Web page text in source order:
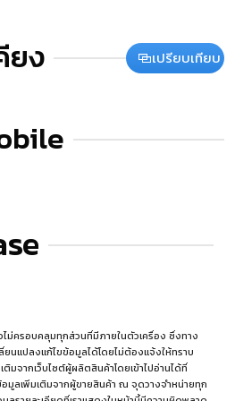
ยง เปรียบเทียบ
ม่ครอบคลุมทุกส่วนที่มีภายในตัวเครื่อง ซึ่งทาง
ยนแปลงแก้ไขข้อมูลได้โดยไม่ต้องแจ้งให้ทราบ
มจากเว็บไซต์ผู้ผลิตสินค้าโดยเข้าไปอ่านได้ที่
มูลเพิ่มเติมจากผู้ขายสินค้า ณ จุดวางจำหน่ายทุก